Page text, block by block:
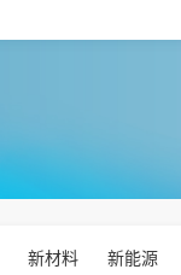
新材料 新能源